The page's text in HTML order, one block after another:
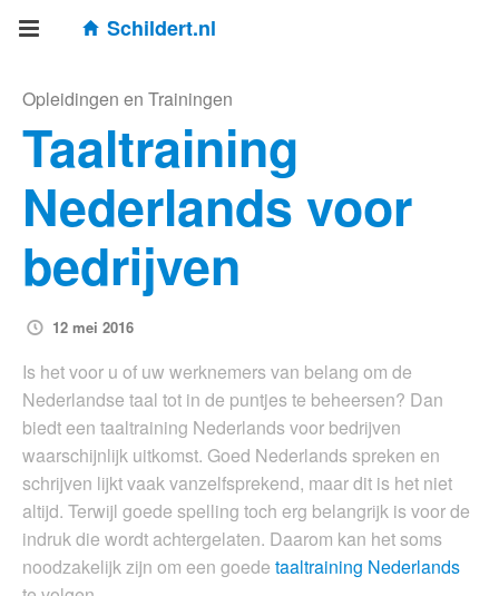
Schildert.nl
Opleidingen en Trainingen
Taaltraining
Nederlands voor
bedrijven
12 mei 2016
Is het voor u of uw werknemers van belang om de
Nederlandse taal tot in de puntjes te beheersen? Dan
biedt een taaltraining Nederlands voor bedrijven
waarschijnlijk uitkomst. Goed Nederlands spreken en
schrijven lijkt vaak vanzelfsprekend, maar dit is het niet
altijd. Terwijl goede spelling toch erg belangrijk is voor de
indruk die wordt achtergelaten. Daarom kan het soms
noodzakelijk zijn om een goede taaltraining Nederlands